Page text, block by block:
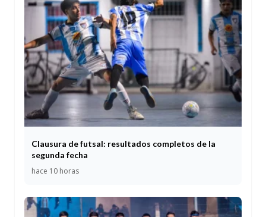
Clausura de futsal: resultados completos de la
segunda fecha
hace 10 horas